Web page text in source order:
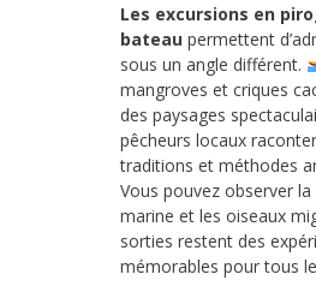
Les excursions en
bateau permettent
sous un angle différent.
mangroves et criques
des paysages
pêcheurs locaux
traditions et méthodes
Vous pouvez observer la
marine et les oiseaux
sorties restent des
mémorables pour tous